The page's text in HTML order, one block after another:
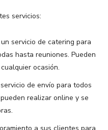
servicios:
servicio de catering para
hasta reuniones. Pueden
ocasión.
de envío para todos
realizar online y se